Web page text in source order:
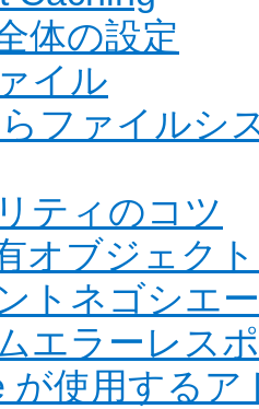
体の設定
イル
ファイルシ
ティのコツ
オブジェク
トネゴシエ
エラーレス
が使用する